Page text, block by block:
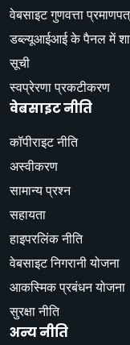
वेबसाइट गुणवत्ता
डब्ल्यूआईआई के पैनल में
सूची
स्वप्रेरणा प्रकटीकरण
वेबसाइट नीति
कॉपीराइट नीति
अस्वीकरण
सामान्य प्रश्न
सहायता
हाइपरलिंक नीति
वेबसाइट निगरानी योजना
आकस्मिक प्रबंधन योजना
सुरक्षा नीति
अन्य नीति